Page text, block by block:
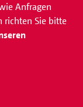
Anfragen
richten Sie bitte